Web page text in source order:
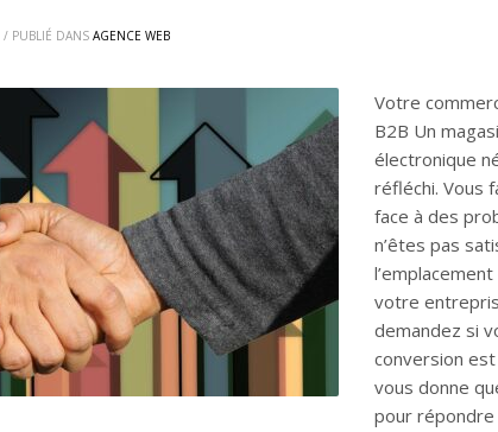
/ PUBLIÉ DANS AGENCE WEB
Votre
B2B Un
électronique
réfléchi. Vous
face à des
n’êtes pas
votre
demandez si
conversion est
vous donne
pour